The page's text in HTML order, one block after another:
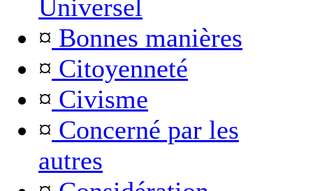
Universel
¤ Bonnes manières
¤ Citoyenneté
¤ Civisme
¤ Concerné par les
autres